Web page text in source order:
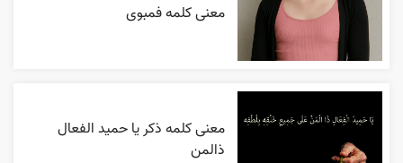
معنی کلمه فمبوی
معنی کلمه ذکر یا حمید الفعال
ذالمن